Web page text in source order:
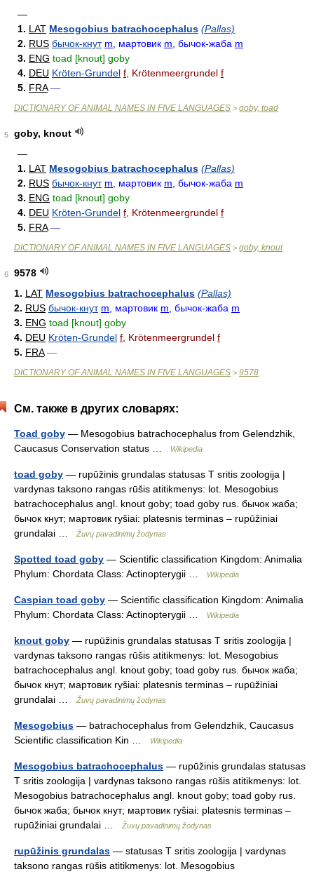
—
1. LAT Mesogobius batrachocephalus (Pallas)
2. RUS бычок-кнут m , мартовик m , бычок-жаба m
3. ENG toad [knout] goby
4. DEU Kröten-Grundel f , Krötenmeergrundel f
5. FRA —
DICTIONARY OF ANIMAL NAMES IN FIVE LANGUAGES > goby, toad
5
goby, knout
—
1. LAT Mesogobius batrachocephalus (Pallas)
2. RUS бычок-кнут m , мартовик m , бычок-жаба m
3. ENG toad [knout] goby
4. DEU Kröten-Grundel f , Krötenmeergrundel f
5. FRA —
DICTIONARY OF ANIMAL NAMES IN FIVE LANGUAGES > goby, knout
6
9578
1. LAT Mesogobius batrachocephalus (Pallas)
2. RUS бычок-кнут m , мартовик m , бычок-жаба m
3. ENG toad [knout] goby
4. DEU Kröten-Grundel f , Krötenmeergrundel f
5. FRA —
DICTIONARY OF ANIMAL NAMES IN FIVE LANGUAGES > 9578
См. также в других словарях:
Toad goby — Mesogobius batrachocephalus from Gelendzhik,
Caucasus Conservation status …
Wikipedia
toad goby — rupūžinis grundalas statusas T sritis zoologija |
vardynas taksono rangas rūšis atitikmenys: lot. Mesogobius
batrachocephalus angl. knout goby; toad goby rus. бычок жаба;
бычок кнут; мартовик ryšiai: platesnis terminas – rupūžiniai
grundalai …
Žuvų pavadinimų žodynas
Spotted toad goby — Scientific classification Kingdom: Animalia
Phylum: Chordata Class: Actinopterygii …
Wikipedia
Caspian toad goby — Scientific classification Kingdom: Animalia
Phylum: Chordata Class: Actinopterygii …
Wikipedia
knout goby — rupūžinis grundalas statusas T sritis zoologija |
vardynas taksono rangas rūšis atitikmenys: lot. Mesogobius
batrachocephalus angl. knout goby; toad goby rus. бычок жаба;
бычок кнут; мартовик ryšiai: platesnis terminas – rupūžiniai
grundalai …
Žuvų pavadinimų žodynas
Mesogobius — batrachocephalus from Gelendzhik, Caucasus
Scientific classification Kin …
Wikipedia
Mesogobius batrachocephalus — rupūžinis grundalas statusas
T sritis zoologija | vardynas taksono rangas rūšis atitikmenys: lot.
Mesogobius batrachocephalus angl. knout goby; toad goby rus.
бычок жаба; бычок кнут; мартовик ryšiai: platesnis terminas –
rupūžiniai grundalai …
Žuvų pavadinimų žodynas
rupūžinis grundalas — statusas T sritis zoologija | vardynas
taksono rangas rūšis atitikmenys: lot. Mesogobius